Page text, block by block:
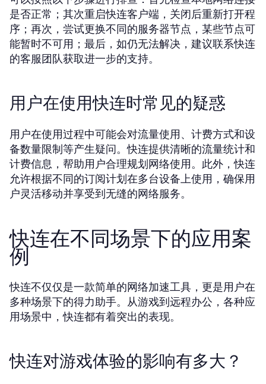
是否正常；其次重启快连客户端，关闭后重新打开程
序；再次，尝试更换不同的服务器节点，某些节点可
能暂时不可用；最后，如仍无法解决，建议联系快连
的客服团队获取进一步的支持。
用户在使用快连时常见的疑惑
用户在使用过程中可能会对流量使用、计费方式和设
备数量限制等产生疑问。快连提供清晰的流量统计和
计费信息，帮助用户合理规划网络使用。此外，快连
允许根据不同的订阅计划在多台设备上使用，确保用
户灵活移动并享受到无缝的网络服务。
快连在不同场景下的应用案
例
快连不仅仅是一款简单的网络加速工具，更是用户在
多种场景下的得力助手。从游戏到远程办公，各种应
用场景中，快连都有着突出的表现。
快连对游戏体验的影响有多大？